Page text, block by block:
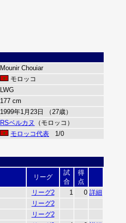
Mounir Chouiar
モロッコ
LWG
177 cm
1999年1月23日 （27歳）
RSベルカヌ
（モロッコ）
モロッコ代表 1/0
リーグ
試
合
得
点
リーグ2 1 0 詳細
リーグ2
リーグ2